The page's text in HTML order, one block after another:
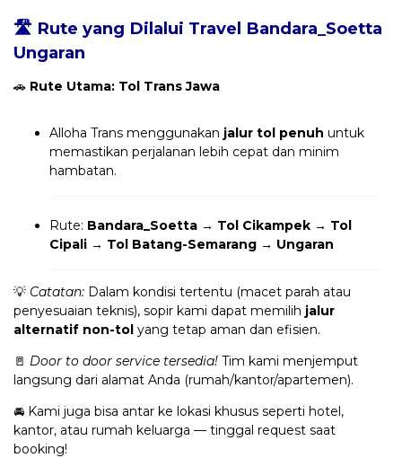
🛣️ Rute yang Dilalui Travel Bandara_Soetta
Ungaran
🚗 Rute Utama: Tol Trans Jawa
Alloha Trans menggunakan jalur tol penuh untuk
memastikan perjalanan lebih cepat dan minim
hambatan.
Rute: Bandara_Soetta → Tol Cikampek → Tol
Cipali → Tol Batang-Semarang → Ungaran
💡 Catatan: Dalam kondisi tertentu (macet parah atau
penyesuaian teknis), sopir kami dapat memilih jalur
alternatif non-tol yang tetap aman dan efisien.
🚪 Door to door service tersedia! Tim kami menjemput
langsung dari alamat Anda (rumah/kantor/apartemen).
🚘 Kami juga bisa antar ke lokasi khusus seperti hotel,
kantor, atau rumah keluarga — tinggal request saat
booking!